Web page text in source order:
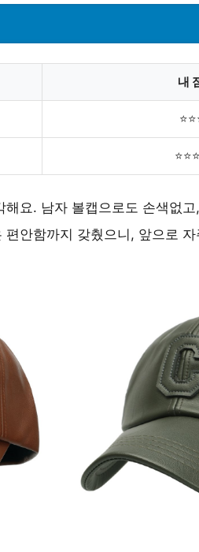
내
요. 남자 볼캡으로도 손색없
안함까지 갖췄으니, 앞으로